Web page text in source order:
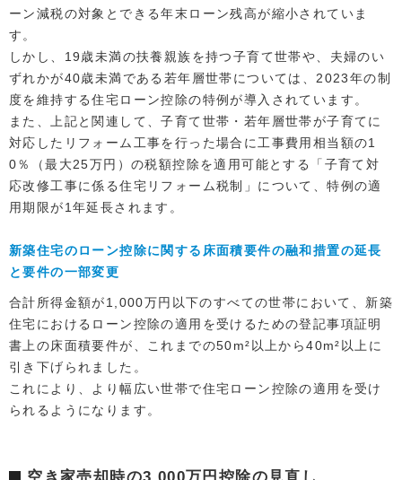
ーン減税の対象とできる年末ローン残高が縮小されていま
す。
しかし、19歳未満の扶養親族を持つ子育て世帯や、夫婦のい
ずれかが40歳未満である若年層世帯については、2023年の制
度を維持する住宅ローン控除の特例が導入されています。
また、上記と関連して、子育て世帯・若年層世帯が子育てに
対応したリフォーム工事を行った場合に工事費用相当額の1
0％（最大25万円）の税額控除を適用可能とする「子育て対
応改修工事に係る住宅リフォーム税制」について、特例の適
用期限が1年延長されます。
新築住宅のローン控除に関する床面積要件の融和措置の延長
と要件の一部変更
合計所得金額が1,000万円以下のすべての世帯において、新築
住宅におけるローン控除の適用を受けるための登記事項証明
書上の床面積要件が、これまでの50m²以上から40m²以上に
引き下げられました。
これにより、より幅広い世帯で住宅ローン控除の適用を受け
られるようになります。